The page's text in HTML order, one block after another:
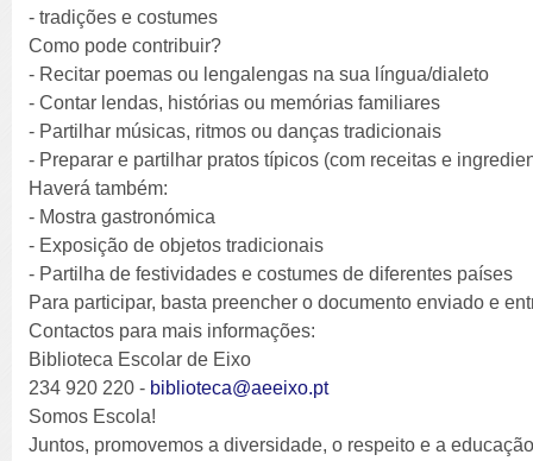
- tradições e costumes
Como pode contribuir?
- Recitar poemas ou lengalengas na sua língua/dialeto
- Contar lendas, histórias ou memórias familiares
- Partilhar músicas, ritmos ou danças tradicionais
- Preparar e partilhar pratos típicos (com receitas e
Haverá também:
- Mostra gastronómica
- Exposição de objetos tradicionais
- Partilha de festividades e costumes de diferentes países
Para participar, basta preencher o documento enviado e
Contactos para mais informações:
Biblioteca Escolar de Eixo
234 920 220 - biblioteca@aeeixo.pt
Somos Escola!
Juntos, promovemos a diversidade, o respeito e a